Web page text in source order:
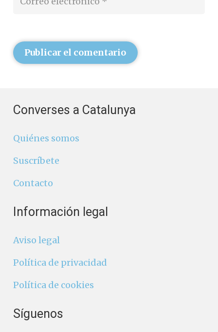
Publicar el comentario
Converses a Catalunya
Quiénes somos
Suscríbete
Contacto
Información legal
Aviso legal
Política de privacidad
Política de cookies
Síguenos